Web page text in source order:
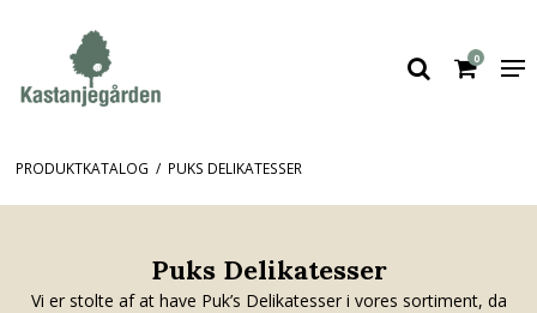
0
PRODUKTKATALOG / PUKS DELIKATESSER
Puks Delikatesser
Vi er stolte af at have Puk’s Delikatesser i vores sortiment, da